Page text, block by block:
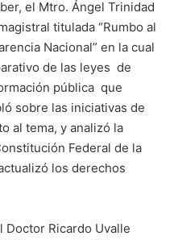
el Mtro. Ángel Trinidad
titulada “Rumbo al
Nacional” en la cual
de las leyes de
pública que
sobre las iniciativas de
al tema, y analizó la
Federal de la
los derechos
Doctor Ricardo Uvalle